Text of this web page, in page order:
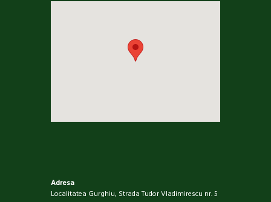
Adresa
Localitatea Gurghiu, Strada Tudor Vladimirescu nr. 5